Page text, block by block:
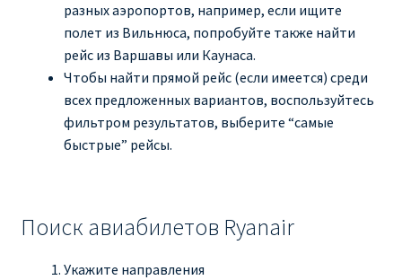
О сайтеразных аэропортов, например, если ищите
полет из Вильнюса, попробуйте также найти
рейс из Варшавы или Каунаса.
Чтобы найти прямой рейс (если имеется) среди
всех предложенных вариантов, воспользуйтесь
фильтром результатов, выберите “самые
быстрые” рейсы.
Поиск авиабилетов Ryanair
Укажите направления